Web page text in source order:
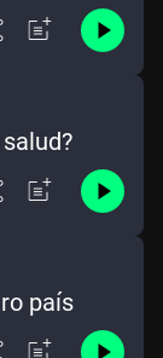
país